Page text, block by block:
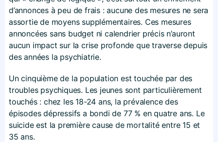
d’annonces à peu de frais : aucune des mesures ne sera
assortie de moyens supplémentaires. Ces mesures
annoncées sans budget ni calendrier précis n’auront
aucun impact sur la crise profonde que traverse depuis
des années la psychiatrie.
Un cinquième de la population est touchée par des
troubles psychiques. Les jeunes sont particulièrement
touchés : chez les 18-24 ans, la prévalence des
épisodes dépressifs a bondi de 77 % en quatre ans. Le
suicide est la première cause de mortalité entre 15 et
35 ans.